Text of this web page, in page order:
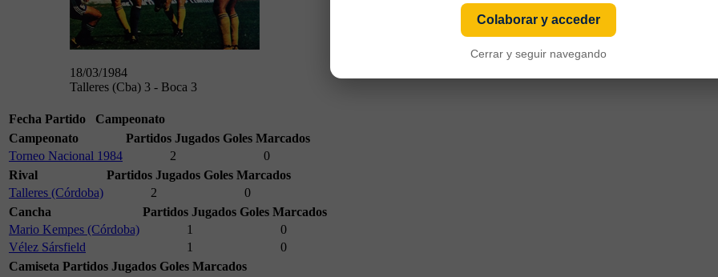
18/03/1984
Talleres (Cba) 3 - Boca 3
Fecha Partido
Campeonato
Campeonato
Partidos Jugados Goles Marcados
Torneo Nacional 1984
2
0
Rival
Partidos Jugados Goles Marcados
Talleres (Córdoba)
2
0
Cancha
Partidos Jugados Goles Marcados
Mario Kempes (Córdoba)
1
0
Vélez Sársfield
1
0
Camiseta Partidos Jugados Goles Marcados
Colaborar y acceder
Cerrar y seguir navegando